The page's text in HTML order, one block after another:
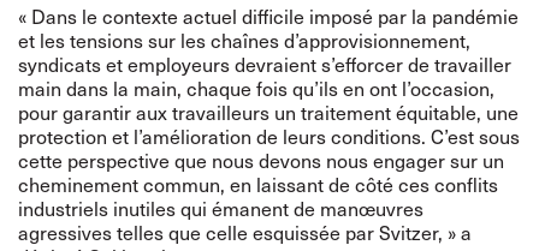
« Dans le contexte actuel difficile imposé par la pandémie
et les tensions sur les chaînes d’approvisionnement,
syndicats et employeurs devraient s’efforcer de travailler
main dans la main, chaque fois qu’ils en ont l’occasion,
pour garantir aux travailleurs un traitement équitable, une
protection et l’amélioration de leurs conditions. C’est sous
cette perspective que nous devons nous engager sur un
cheminement commun, en laissant de côté ces conflits
industriels inutiles qui émanent de manœuvres
agressives telles que celle esquissée par Svitzer, » a